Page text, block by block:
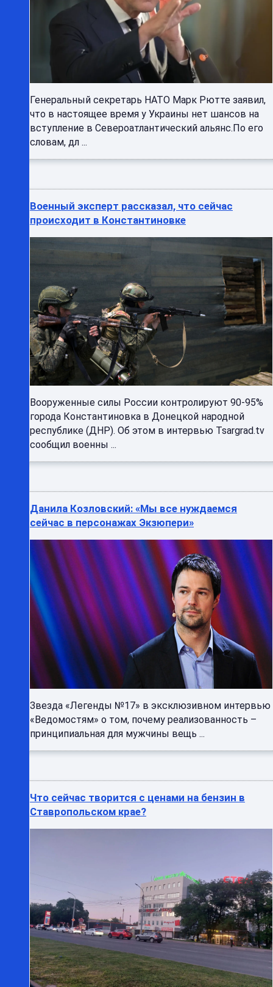
Генеральный секретарь НАТО Марк Рютте заявил,
что в настоящее время у Украины нет шансов на
вступление в Североатлантический альянс.По его
словам, дл ...
Военный эксперт рассказал, что сейчас
происходит в Константиновке
Вооруженные силы России контролируют 90-95%
города Константиновка в Донецкой народной
республике (ДНР). Об этом в интервью Tsargrad.tv
сообщил военны ...
Данила Козловский: «Мы все нуждаемся
сейчас в персонажах Экзюпери»
Звезда «Легенды №17» в эксклюзивном интервью
«Ведомостям» о том, почему реализованность –
принципиальная для мужчины вещь ...
Что сейчас творится с ценами на бензин в
Ставропольском крае?